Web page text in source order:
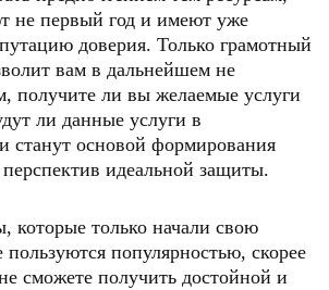
не первый год и имеют уже
доверия. Только грамотный
вам в дальнейшем не
получите ли вы желаемые услуги
ли данные услуги в
станут основой формирования
идеальной защиты.
которые только начали свою
популярностью, скорее
сможете получить достойной и